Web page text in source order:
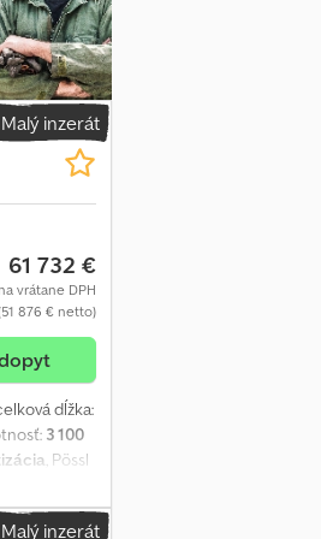
voliteľných
Ttsbisck -
dreva Toro *
kúrenie v
otvorených
dôraz na
Malý inzerát
61 732 €
vrátane DPH
876 € netto)
dĺžka:
3 100
, Pössl
Grey
Malý inzerát